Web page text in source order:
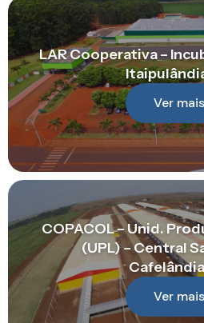
LAR Cooperativa –
Ver mais
COPACOL – Unid.
(UPL) – Central
Ver mais